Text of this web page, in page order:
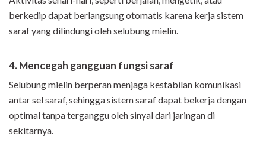
berkedip dapat berlangsung otomatis karena kerja sistem
saraf yang dilindungi oleh selubung mielin.
4. Mencegah gangguan fungsi saraf
Selubung mielin berperan menjaga kestabilan komunikasi
antar sel saraf, sehingga sistem saraf dapat bekerja dengan
optimal tanpa terganggu oleh sinyal dari jaringan di
sekitarnya.